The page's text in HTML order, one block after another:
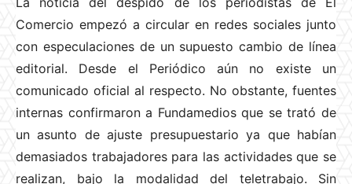
Comercio empezó a circular en redes sociales junto
con especulaciones de un supuesto cambio de línea
editorial.
Desde el Periódico aún no existe un
comunicado oficial al respecto. No obstante, fuentes
internas confirmaron a Fundamedios que se trató de
un asunto de ajuste presupuestario ya que habían
demasiados trabajadores para las actividades que se
realizan, bajo la modalidad del teletrabajo. Sin